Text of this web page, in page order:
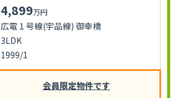
4,899万円
広電１号線(宇品線) 御幸橋
3LDK
1999/1
会員限定物件です